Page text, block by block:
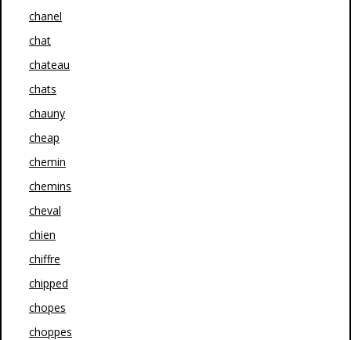
chanel
chat
chateau
chats
chauny
cheap
chemin
chemins
cheval
chien
chiffre
chipped
chopes
choppes